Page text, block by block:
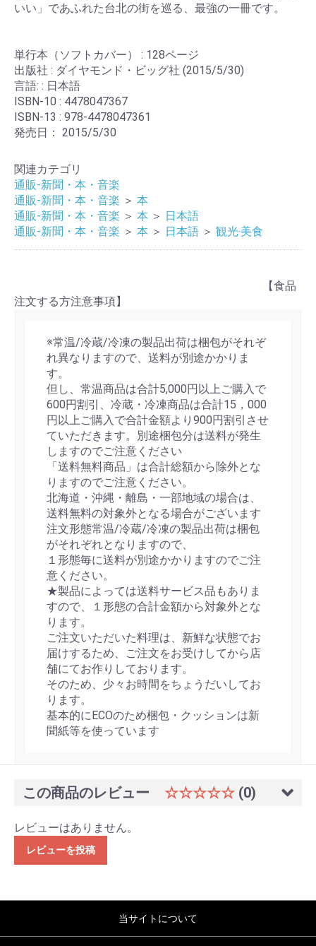
お買い物を続ける
いい」であふれた台北の街を巡る、最強の一冊です。
単行本（ソフトカバー） : 128ページ
出版社 : ダイヤモンド・ビッグ社 (2015/5/30)
言語: : 日本語
ISBN-10 : 4478047367
ISBN-13 : 978-4478047361
発売日： 2015/5/30
関連カテゴリ
通販-新聞・本・音楽
通販-新聞・本・音楽 ＞ 本
通販-新聞・本・音楽 ＞ 本 ＞ 日本語
通販-新聞・本・音楽 ＞ 本 ＞ 日本語 ＞ 観光‧美食
【食品
注文する方注意事項】
※常温/冷蔵/冷凍の製品出荷は梱包がそれぞ
れ異なりますので、送料が別途かかりま
す。
但し、常温商品は合計5,000円以上ご購入で
600円割引、冷蔵・冷凍商品は合計15，000
円以上ご購入で合計金額より900円割引させ
ていただきます。別途梱包分は送料が発生
しますのでご注意ください
「送料無料商品」は合計総額から除外とな
りますのでご注意ください。
北海道・沖縄・離島・一部地域の場合は、
送料無料の対象外となる場合がございます
注文形態常温/冷蔵/冷凍の製品出荷は梱包
がそれぞれとなりますので、
１形態毎に送料が別途かかりますのでご注
意ください。
★製品によっては送料サービス品もありま
すので、１形態の合計金額から対象外とな
ります。
ご注文いただいた料理は、新鮮な状態でお
届けするため、ご注文をお受けしてから店
舗にてお作りしております。
そのため、少々お時間をちょうだいしてお
ります。
基本的にECOのため梱包・クッションは新
聞紙等を使っています
この商品のレビュー ☆☆☆☆☆ (0)
レビューはありません。
レビューを投稿
当サイトについて